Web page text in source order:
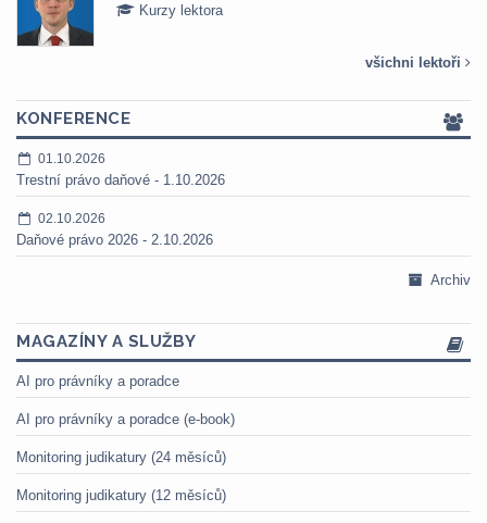
Kurzy lektora
všichni lektoři
KONFERENCE
01.10.2026
Trestní právo daňové - 1.10.2026
02.10.2026
Daňové právo 2026 - 2.10.2026
Archiv
MAGAZÍNY A SLUŽBY
AI pro právníky a poradce
AI pro právníky a poradce (e-book)
Monitoring judikatury (24 měsíců)
Monitoring judikatury (12 měsíců)